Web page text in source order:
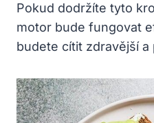
Pokud dodržíte tyto
motor bude fungovat
budete cítit zdravější a